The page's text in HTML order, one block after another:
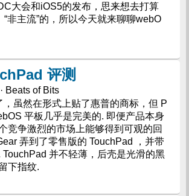
大会和iOS5的发布，思来想去打算
“非主流”的，所以今天就来聊聊webO
评测
Beats of Bits
，虽然在形式上贴了惠普的商标，但 P
平板几乎是完美的. 即便产品本身
竞争激烈的市场上能够得到可观的回
弄到了零售版的 TouchPad ，并带
TouchPad 并不轻薄，后壳是光滑的黑
下指纹.